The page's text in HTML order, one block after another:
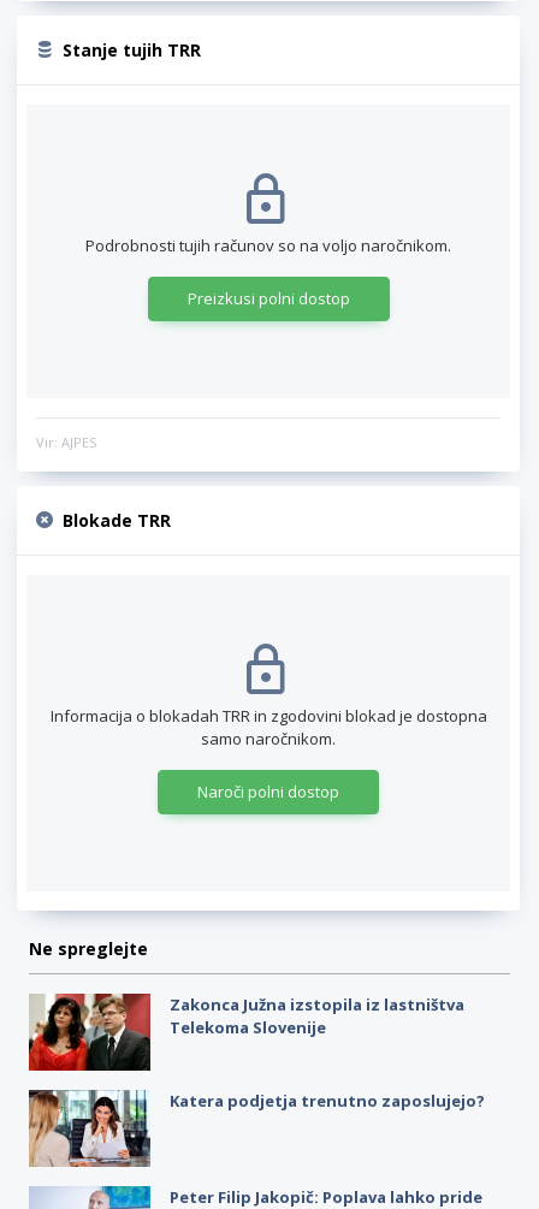
Stanje tujih TRR
Podrobnosti tujih računov so na voljo naročnikom.
Preizkusi polni dostop
Vir: AJPES
Blokade TRR
Informacija o blokadah TRR in zgodovini blokad je dostopna
samo naročnikom.
Naroči polni dostop
Ne spreglejte
Zakonca Južna izstopila iz lastništva
Telekoma Slovenije
Katera podjetja trenutno zaposlujejo?
Peter Filip Jakopič: Poplava lahko pride